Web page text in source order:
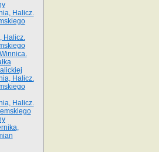
Halicz.
Halicz.
Halicz.
Halicz.